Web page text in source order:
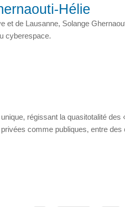
Hélie
de Lausanne, Solange
cyberespace.
régissant la quasitotalité
comme publiques, entre des